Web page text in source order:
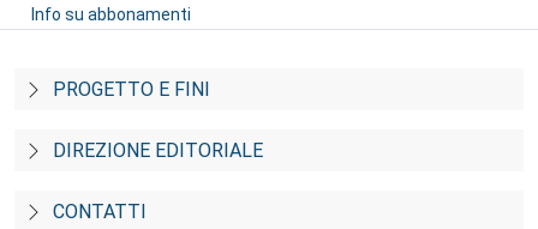
Info su abbonamenti
PROGETTO E FINI
DIREZIONE EDITORIALE
CONTATTI